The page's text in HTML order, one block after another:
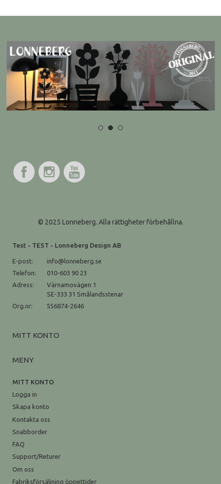
© 2025 Lonneberg. Alla rättigheter förbehållna.
Test - TEST - Lonneberg Design AB
E-post:
info@lonneberg.se
Telefon:
010-603 90 23
Adress:
Värnamovägen 1
SE-333 31 Smålandsstenar
Org.nr:
556874-2646
MITT KONTO
MENY
MITT KONTO
Logga in
Skapa konto
Kontakta oss
Snabborder
FAQ
Support/Returer
Om oss
Fabriksförsäljning öppettider